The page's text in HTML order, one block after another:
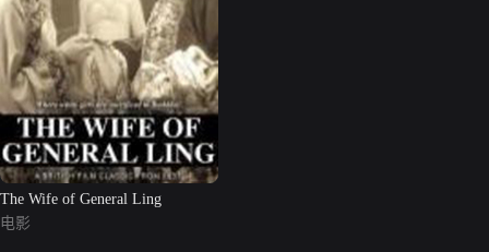
The Wife of General Ling
电影